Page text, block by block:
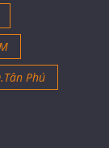
Phú